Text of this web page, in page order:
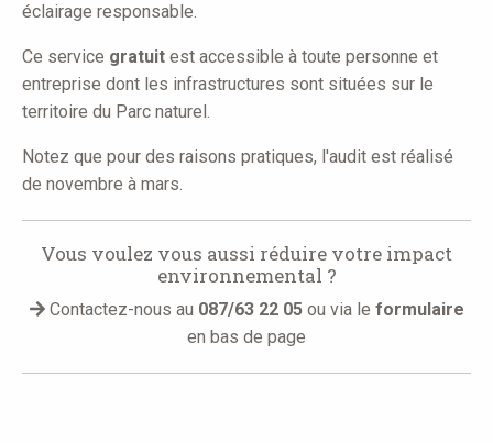
éclairage responsable.
Ce service gratuit est accessible à toute personne et
entreprise dont les infrastructures sont situées sur le
territoire du Parc naturel.
Notez que pour des raisons pratiques, l'audit est réalisé
de novembre à mars.
Vous voulez vous aussi réduire votre impact
environnemental ?
Contactez-nous au 087/63 22 05ou via le formulaire
en bas de page